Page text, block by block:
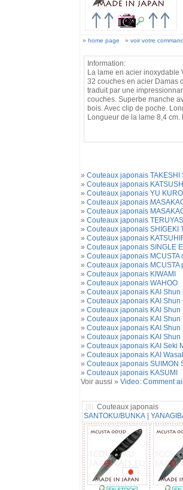
» home page » voir votre
Information:
La lame en acier inoxydable
32 couches en acier Damas
traduit par une
couches. Superbe manche
bois. Avec clip de poche.
Longueur de la lame 8,4 cm.
» Couteaux japonais TAKESHI
» Couteaux japonais
» Couteaux japonais YU
» Couteaux japonais
» Couteaux japonais
» Couteaux japonais
» Couteaux japonais SHIGEKI
» Couteaux japonais
» Couteaux japonais SINGLE
» Couteaux japonais MCUSTA
» Couteaux japonais MCUSTA
» Couteaux japonais KIWAMI
» Couteaux japonais WAHOO
» Couteaux japonais KAI Shun
» Couteaux japonais KAI Shun
» Couteaux japonais KAI Shun
» Couteaux japonais KAI Shun
» Couteaux japonais KAI Shun
» Couteaux japonais KAI Shun
» Couteaux japonais KAI Seki
» Couteaux japonais KAI
» Couteaux japonais SUIMON
» Couteaux japonais KASUMI
Voir aussi » Video: Comment
[8]
Couteaux japonais
SANTOKU/BUNKA